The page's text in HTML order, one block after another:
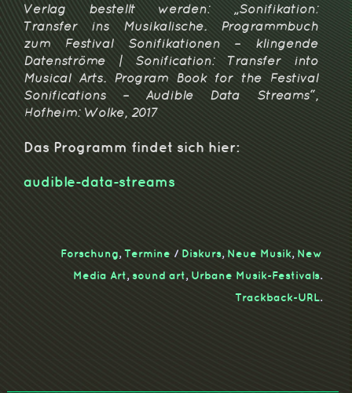
Verlag bestellt werden: „Sonifikation:
Transfer ins Musikalische. Programmbuch
zum Festival Sonifikationen – klingende
Datenströme | Sonification: Transfer into
Musical Arts. Program Book for the Festival
Sonifications – Audible Data Streams“,
Hofheim: Wolke, 2017
Das Programm findet sich hier:
audible-data-streams
Forschung, Termine / Diskurs, Neue Musik, New
Media Art, sound art, Urbane Musik-Festivals.
Trackback-URL.